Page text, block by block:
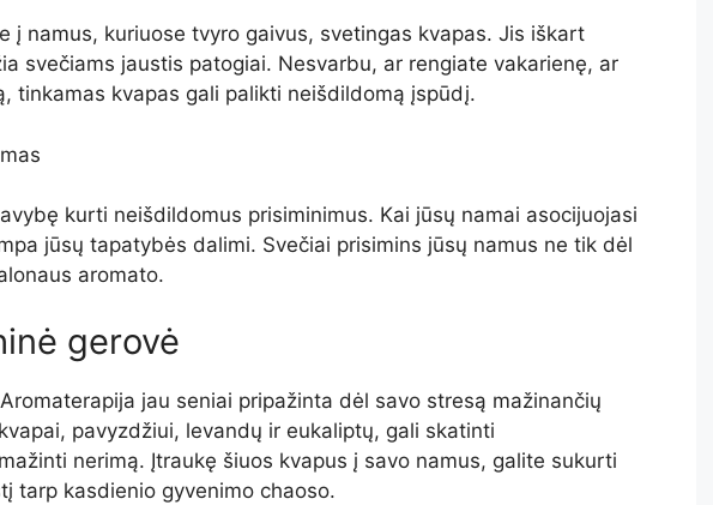
į namus, kuriuose tvyro gaivus, svetingas kvapas. Jis iškart
svečiams jaustis patogiai. Nesvarbu, ar rengiate vakarienę, ar
tinkamas kvapas gali palikti neišdildomą įspūdį.
kurti neišdildomus prisiminimus. Kai jūsų namai asocijuojasi
jūsų tapatybės dalimi. Svečiai prisimins jūsų namus ne tik dėl
aromato.
gerovė
jau seniai pripažinta dėl savo stresą mažinančių
pavyzdžiui, levandų ir eukaliptų, gali skatinti
nerimą. Įtraukę šiuos kvapus į savo namus, galite sukurti
tarp kasdienio gyvenimo chaoso.